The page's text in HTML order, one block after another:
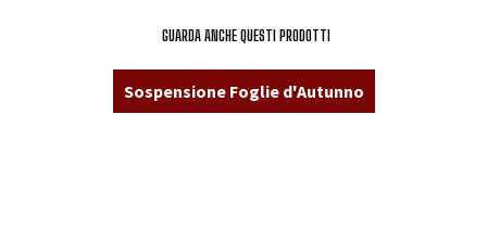
GUARDA ANCHE QUESTI PRODOTTI
Sospensione Foglie d'Autunno